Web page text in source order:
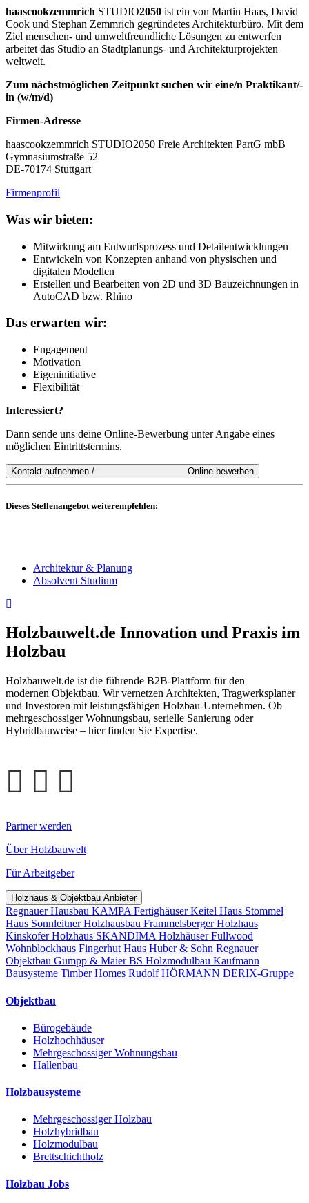
haascookzemmrich STUDIO2050 ist ein von Martin Haas, David
Cook und Stephan Zemmrich gegründetes Architekturbüro. Mit dem
Ziel menschen- und umweltfreundliche Lösungen zu entwerfen
arbeitet das Studio an Stadtplanungs- und Architekturprojekten
weltweit.
Zum nächstmöglichen Zeitpunkt suchen wir eine/n Praktikant/-
in (w/m/d)
Firmen-Adresse
haascookzemmrich STUDIO2050 Freie Architekten PartG mbB
Gymnasiumstraße 52
DE-70174 Stuttgart
Firmenprofil
Was wir bieten:
Mitwirkung am Entwurfsprozess und Detailentwicklungen
Entwickeln von Konzepten anhand von physischen und
digitalen Modellen
Erstellen und Bearbeiten von 2D und 3D Bauzeichnungen in
AutoCAD bzw. Rhino
Das erwarten wir:
Engagement
Motivation
Eigeninitiative
Flexibilität
Interessiert?
Dann sende uns deine Online-Bewerbung unter Angabe eines
möglichen Eintrittstermins.
Dieses Stellenangebot weiterempfehlen:
Architektur & Planung
Absolvent Studium
Holzbauwelt.de Innovation und Praxis im
Holzbau
Holzbauwelt.de ist die führende B2B-Plattform für den
modernen Objektbau. Wir vernetzen Architekten, Tragwerksplaner
und Investoren mit leistungsfähigen Holzbau-Unternehmen. Ob
mehrgeschossiger Wohnungsbau, serielle Sanierung oder
Hybridbauweise – hier finden Sie Expertise.
Partner werden
Über Holzbauwelt
Für Arbeitgeber
Holzhaus & Objektbau Anbieter
Regnauer Hausbau KAMPA FertighäuserKeitel Haus Stommel
Haus Sonnleitner Holzhausbau Frammelsberger Holzhaus
Kinskofer Holzhaus SKANDIMA HolzhäuserFullwood
Wohnblockhaus Fingerhut Haus Huber & Sohn Regnauer
Objektbau Gumpp & MaierBS Holzmodulbau Kaufmann
Bausysteme Timber Homes Rudolf HÖRMANN DERIX-Gruppe
Objektbau
Bürogebäude
Holzhochhäuser
Mehrgeschossiger Wohnungsbau
Hallenbau
Holzbausysteme
Mehrgeschossiger Holzbau
Holzhybridbau
Holzmodulbau
Brettschichtholz
Holzbau Jobs